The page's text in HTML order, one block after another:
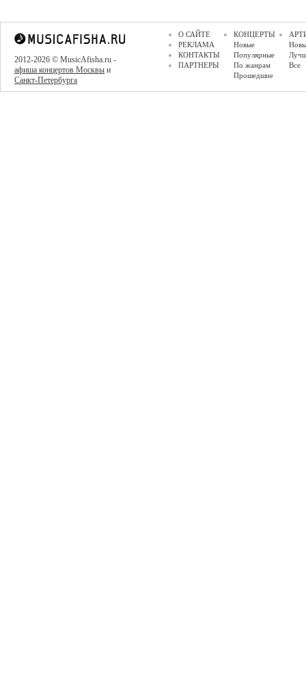
2012-2026 © MusicAfisha.ru -
афиша концертов Москвы и
Санкт-Петербурга
О САЙТЕ
РЕКЛАМА
КОНТАКТЫ
ПАРТНЕРЫ
КОНЦЕРТЫ
Новые
Популярные
По жанрам
Прошедшие
Все